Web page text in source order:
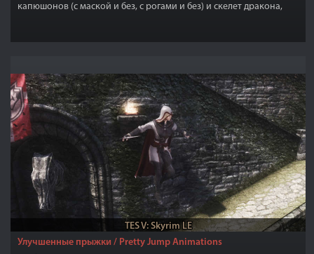
капюшонов (с маской и без, с рогами и без) и скелет дракона,
TES V: Skyrim LE
Улучшенные прыжки / Pretty Jump Animations